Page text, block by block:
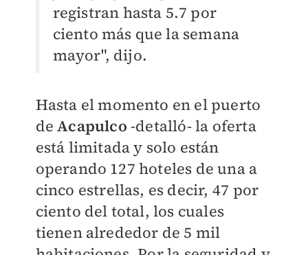
registran hasta 5.7 por
ciento más que la semana
mayor", dijo.
Hasta el momento en el puerto
deAcapulco -detalló- la oferta
está limitada y solo están
operando 127 hoteles de una a
cinco estrellas, es decir, 47 por
ciento del total, los cuales
tienen alrededor de 5 mil